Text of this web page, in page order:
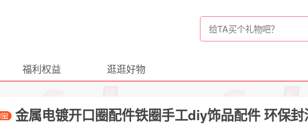
福利权益 逛逛好物
金属电镀开口圈配件铁圈手工diy饰品配件 环保